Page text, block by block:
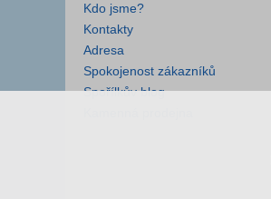
Kdo jsme?
Kontakty
Adresa
Spokojenost zákazníků
Spořílkův blog